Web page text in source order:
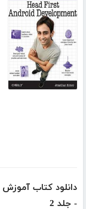
- جلد 2